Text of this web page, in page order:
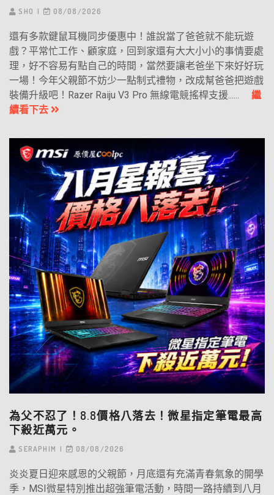
SHO 08/08/2026
還有多款鍵鼠耳機同步優惠中！誰說當了爸爸就不能玩遊
戲？平常忙工作、顧家庭，回到家還有大大小小的事情要處
理，好不容易有點自己的時間，當然要讓老爸坐下來好好玩
一場！今年父親節不妨少一點制式禮物，改成幫爸爸把遊戲
裝備升級吧！Razer Raiju V3 Pro 無線電競搖桿支援...... 繼
續看下去
為父不忍了！8.8價格八落去！微星指定筆電最高
下殺近萬元。
SERAPHIM 08/08/2026
炎炎夏日迎來感恩的父親節，月底還有充滿青春氣象的開學
季，MSI微星特別推出超強筆電活動，時間一路持續到八月